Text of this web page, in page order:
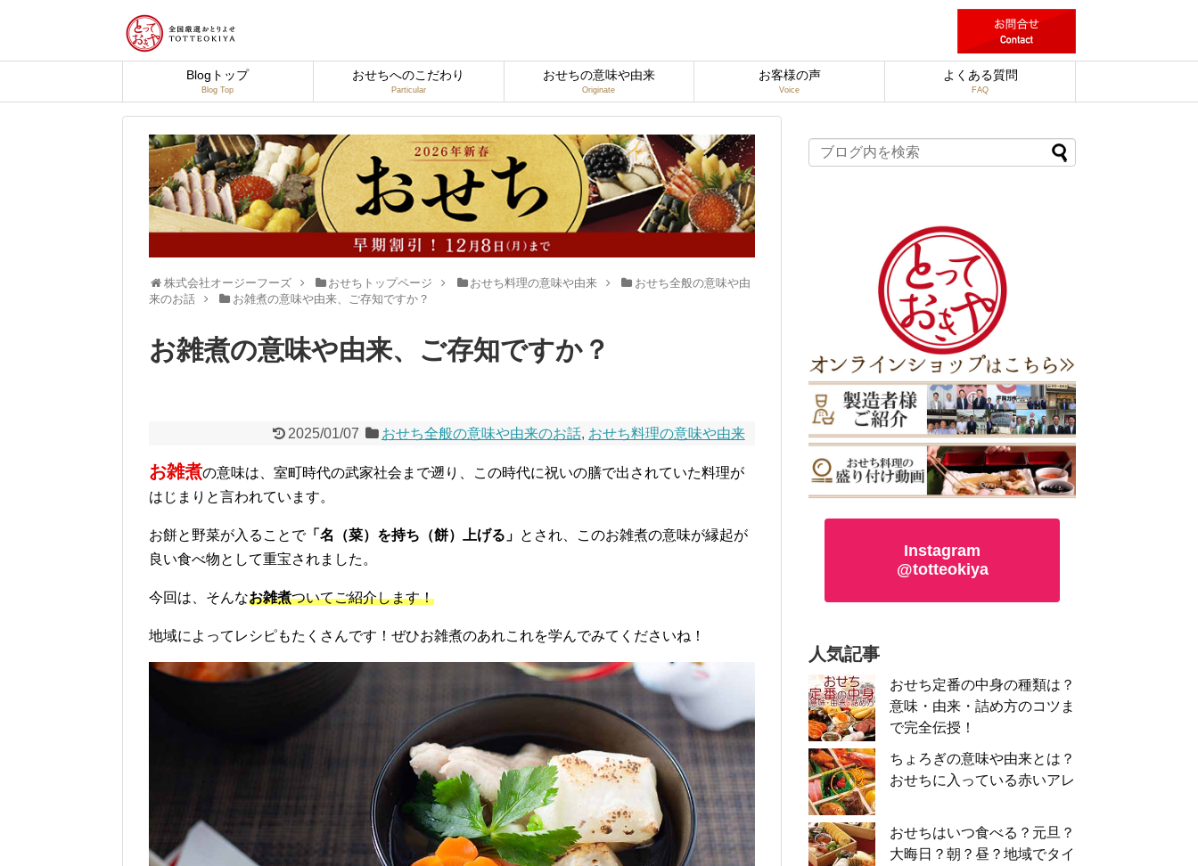
Blogトップ
Blog Top
おせちへのこだわり
Particular
おせちの意味や由来
Originate
お客様の声
Voice
よくある質問
FAQ
株式会社オージーフーズ おせちトップページ おせち料理の意味や由来
おせち全般の意味や由
来のお話
お雑煮の意味や由来、ご存知ですか？
お雑煮の意味や由来、ご存知ですか？
2025/01/07 おせち全般の意味や由来のお話, おせち料理の意味や由来
お雑煮の意味は、室町時代の武家社会まで遡り、この時代に祝いの膳で出されていた料理が
はじまりと言われています。
お餅と野菜が入ることで「名（菜）を持ち（餅）上げる」 とされ、このお雑煮の意味が縁起が
良い食べ物として重宝されました。
今回は、そんなお雑煮ついてご紹介します！
地域によってレシピもたくさんです！ぜひお雑煮のあれこれを学んでみてくださいね！
Instagram
@totteokiya
人気記事
おせち定番の中身の種類は？
意味・由来・詰め方のコツま
で完全伝授！
ちょろぎの意味や由来とは？
おせちに入っている赤いアレ
おせちはいつ食べる？元旦？
大晦日？朝？昼？地域でタイ